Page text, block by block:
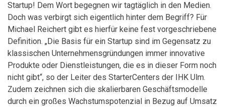
Startup! Dem Wort begegnen wir tagtäglich in den Medien.
Doch was verbirgt sich eigentlich hinter dem Begriff? Für
Michael Reichert gibt es hierfür keine fest vorgeschriebene
Definition. „Die Basis für ein Startup sind im Gegensatz zu
klassischen Unternehmensgründungen immer innovative
Produkte oder Dienstleistungen, die es in dieser Form noch
nicht gibt“, so der Leiter des StarterCenters der IHK Ulm.
Zudem zeichnen sich die skalierbaren Geschäftsmodelle
durch ein großes Wachstumspotenzial in Bezug auf Umsatz